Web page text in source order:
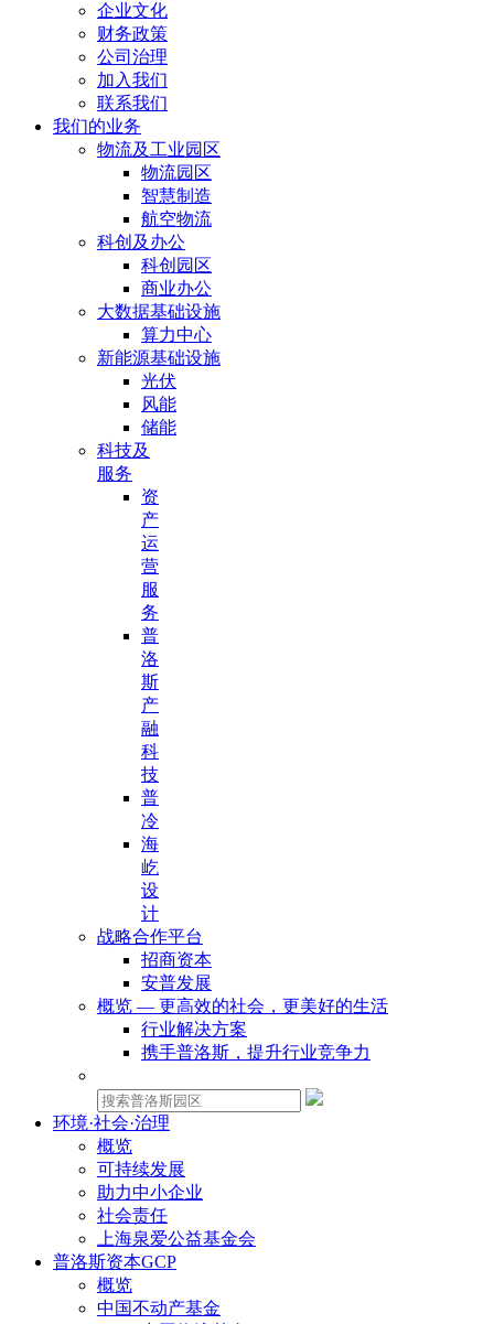
企业文化
财务政策
公司治理
加入我们
联系我们
我们的业务
物流及工业园区
物流园区
智慧制造
航空物流
科创及办公
科创园区
商业办公
大数据基础设施
算力中心
新能源基础设施
光伏
风能
储能
科技及
服务
资
产
运
营
服
务
普
洛
斯
产
融
科
技
普
冷
海
屹
设
计
战略合作平台
招商资本
安普发展
概览 — 更高效的社会，更美好的生活
行业解决方案
携手普洛斯，提升行业竞争力
环境·社会·治理
概览
可持续发展
助力中小企业
社会责任
上海泉爱公益基金会
普洛斯资本GCP
概览
中国不动产基金